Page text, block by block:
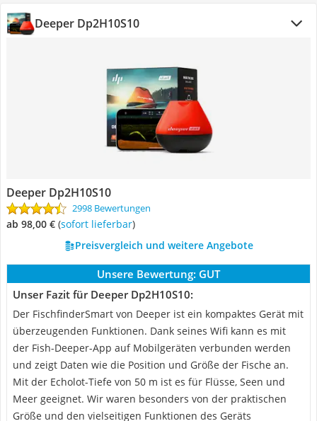
Deeper Dp2H10S10
Deeper Dp2H10S10
2998 Bewertungen
ab 98,00 € ( Sofort lieferbar)
Preisvergleich und weitere Angebote
Unsere Bewertung: GUT
Unser Fazit für Deeper Dp2H10S10:
Der FischfinderSmart von Deeper ist ein kompaktes Gerät mit
überzeugenden Funktionen. Dank seines Wifi kann es mit
der Fish-Deeper-App auf Mobilgeräten verbunden werden
und zeigt Daten wie die Position und Größe der Fische an.
Mit der Echolot-Tiefe von 50 m ist es für Flüsse, Seen und
Meer geeignet. Wir waren besonders von der praktischen
Größe und den vielseitigen Funktionen des Geräts